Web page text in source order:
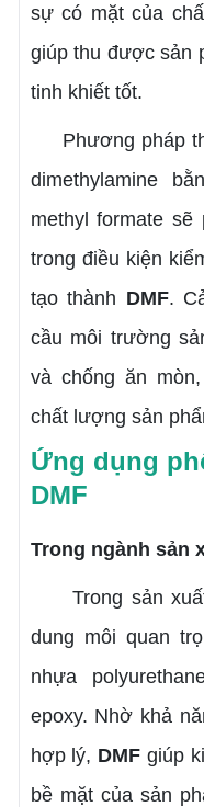
sự có mặt của
giúp thu được sản
tinh khiết tốt.
Phương pháp
dimethylamine
methyl formate
trong điều kiện
tạo thành DMF.
cầu môi trường
và chống ăn
chất lượng sản
Ứng dụng
DMF
Trong ngành sản
Trong sản
dung môi quan
nhựa
epoxy. Nhờ khả
hợp lý, DMF giúp
bề mặt của sản